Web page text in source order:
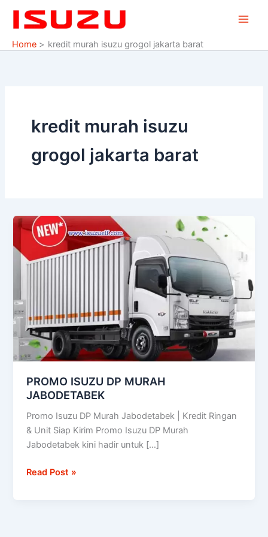
Home
kredit murah isuzu grogol jakarta barat
kredit murah isuzu
grogol jakarta barat
PROMO ISUZU DP MURAH
JABODETABEK
Promo Isuzu DP Murah Jabodetabek | Kredit Ringan
& Unit Siap Kirim Promo Isuzu DP Murah
Jabodetabek kini hadir untuk […]
PROMO
ISUZU
MURAH
Read Post »